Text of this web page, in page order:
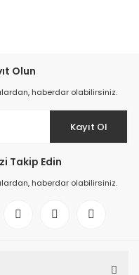
Olun
haberdar olabilirsiniz.
Kayıt Ol
Takip Edin
haberdar olabilirsiniz.